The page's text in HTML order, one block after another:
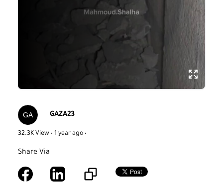
GAZA23
32.3K View • 1 year ago •
Share Via